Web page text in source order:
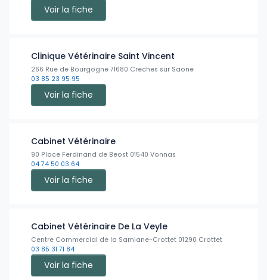
Voir la fiche
Clinique Vétérinaire Saint Vincent
266 Rue de Bourgogne 71680 Creches sur Saone
03 85 23 95 95
Voir la fiche
Cabinet Vétérinaire
90 Place Ferdinand de Beost 01540 Vonnas
04 74 50 03 64
Voir la fiche
Cabinet Vétérinaire De La Veyle
Centre Commercial de la Samiane-Crottet 01290 Crottet
03 85 31 71 84
Voir la fiche